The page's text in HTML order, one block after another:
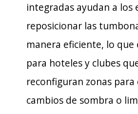
integradas ayudan a los
reposicionar las
manera eficiente, lo que
para hoteles y clubes
reconfiguran zonas para
cambios de sombra o